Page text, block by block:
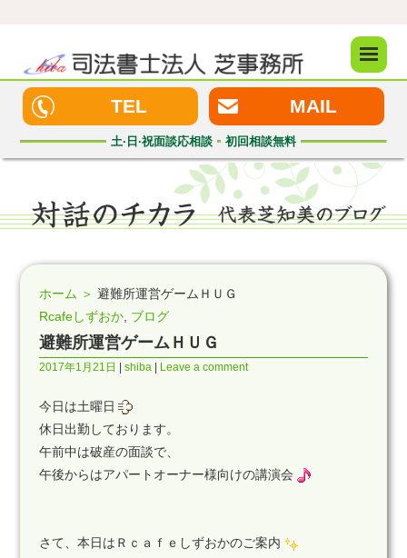
メニュ
TEL MAIL
土·日·祝面談応相談 初回相談無料
ホーム ＞ 避難所運営ゲームＨＵＧ
Rcafeしずおか, ブログ
避難所運営ゲームＨＵＧ
2017年1月21日 shiba Leave a comment
今日は土曜日
休日出勤しております。
午前中は破産の面談で、
午後からはアパートオーナー様向けの講演会
さて、本日はＲｃａｆｅしずおかのご案内